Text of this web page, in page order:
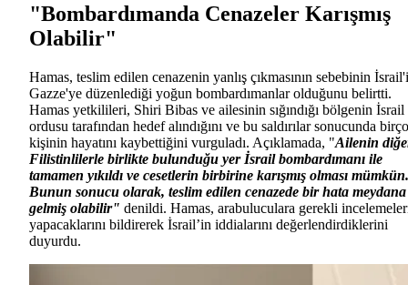
"Bombardımanda Cenazeler Karışmış
Olabilir"
Hamas, teslim edilen cenazenin yanlış çıkmasının sebebinin
Gazze'ye düzenlediği yoğun bombardımanlar olduğunu belirtti.
Hamas yetkilileri, Shiri Bibas ve ailesinin sığındığı bölgenin İsrail
ordusu tarafından hedef alındığını ve bu saldırılar sonucunda
kişinin hayatını kaybettiğini vurguladı. Açıklamada, "Ailenin
Filistinlilerle birlikte bulunduğu yer İsrail bombardımanı ile
tamamen yıkıldı ve cesetlerin birbirine karışmış olması mümkün.
Bunun sonucu olarak, teslim edilen cenazede bir hata meydana
gelmiş olabilir" denildi. Hamas, arabuluculara gerekli
yapacaklarını bildirerek İsrail’in iddialarını değerlendirdiklerini
duyurdu.